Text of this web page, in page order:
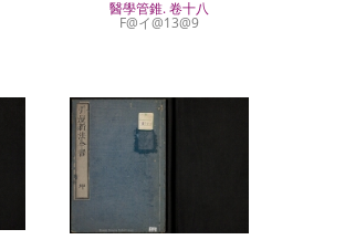
醫學管錐. 卷十八
F@イ@13@9